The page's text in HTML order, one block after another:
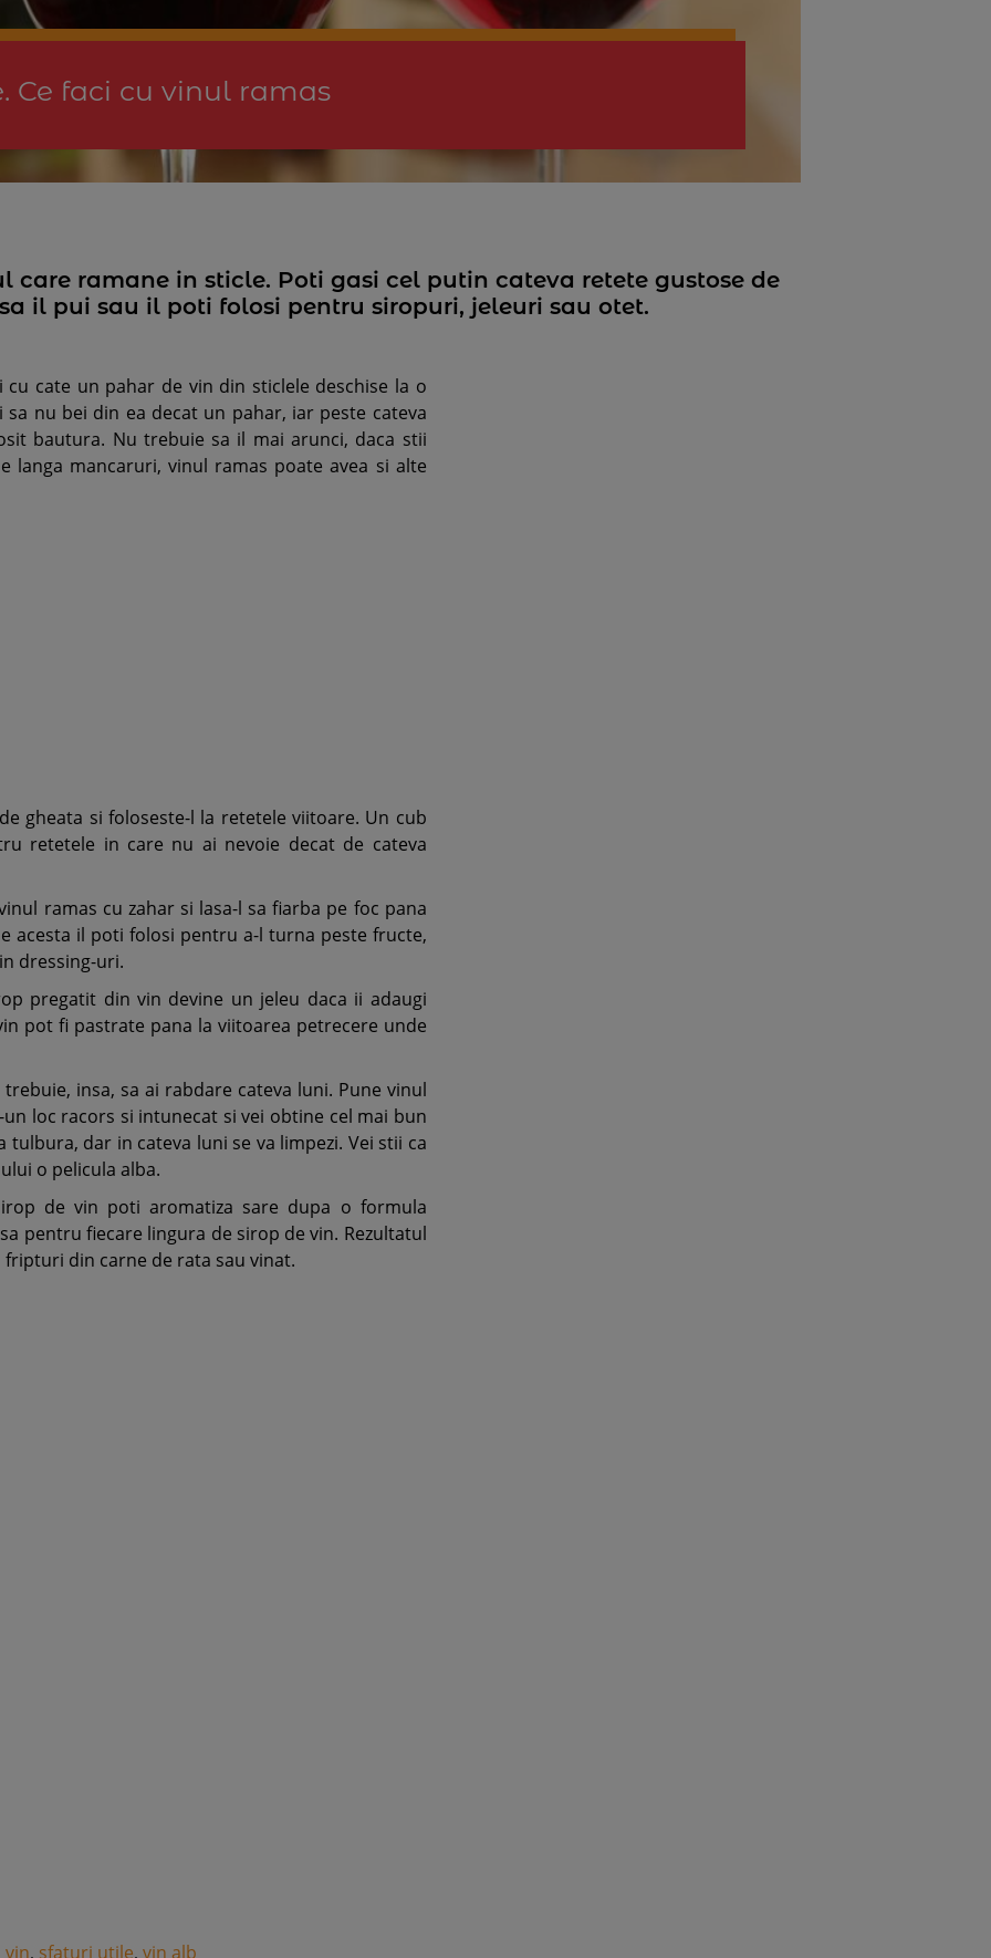
Ce faci cu vinul ramas
care ramane in sticle. Poti gasi cel putin cateva retete gustose de
il pui sau il poti folosi pentru siropuri, jeleuri sau otet.
cate un pahar de vin din sticlele deschise la o
nu bei din ea decat un pahar, iar peste cateva
bautura. Nu trebuie sa il mai arunci, daca stii
langa mancaruri, vinul ramas poate avea si alte
gheata si foloseste-l la retetele viitoare. Un cub
retetele in care nu ai nevoie decat de cateva
ramas cu zahar si lasa-l sa fiarba pe foc pana
acesta il poti folosi pentru a-l turna peste fructe,
dressing-uri.
pregatit din vin devine un jeleu daca ii adaugi
pot fi pastrate pana la viitoarea petrecere unde
insa, sa ai rabdare cateva luni. Pune vinul
loc racors si intunecat si vei obtine cel mai bun
dar in cateva luni se va limpezi. Vei stii ca
o pelicula alba.
de vin poti aromatiza sare dupa o formula
pentru fiecare lingura de sirop de vin. Rezultatul
din carne de rata sau vinat.
vin, sfaturi utile, vin alb